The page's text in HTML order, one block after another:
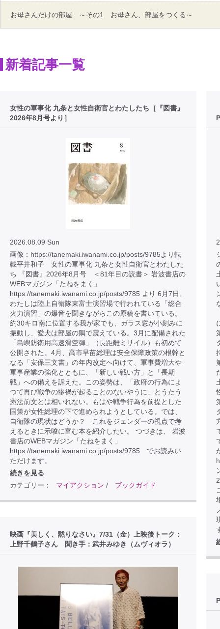
お母さんだけの部屋 ～その1 お母さん、部屋をつくる～
新着記事一覧
女性の軍事化 九条と女性自衛官とわたしたち［『図書』
2026年8月号より］
2026.08.09 Sun
画像：https://tanemaki.iwanami.co.jp/posts/9785より転
載平井和子 女性の軍事化 九条と女性自衛官とわたした
ち 『図書』2026年8月号 ＜81年目の読書＞ 岩波書店の
WEBマガジン「たねをまく」
https://tanemaki.iwanami.co.jp/posts/9785 より 6月7日、
わたしは陸上自衛隊東富士演習場で行われている「総合
火力演習」の爆音を聞きながらこの原稿を書いている。
約30キロ南に位置する我が家でも、ガラス窓が小刻みに
振動し、愛犬は部屋の隅で震えている。3月に配備された
「島嶼防衛用高速滑空弾」（長距離ミサイル）も初めて
公開された。4月、高市早苗総理は安全保障政策の根幹と
なる「安保三文書」の年内改定へ向けて、軍事費増大や
軍事産業の強化とともに、「新しい戦い方」と「長期
戦」への備えを訴えた。この姿勢は、「政府の行為によ
つて再び戦争の惨禍が起ることのないやうに」とうたう
憲法前文とは相いれない。もはや戦争行為を前提とした
国策が女性総理の下で進められようとしている。では、
自衛隊の現状はどうか？ これをジェンダーの視点で考
えるときに示唆に富む本を紹介したい。 つづきは、 岩波
書店のWEBマガジン「たねをまく」
https://tanemaki.iwanami.co.jp/posts/9785 でお読みい
ただけます。
続きを見る
カテゴリー：
マイアクション / ブックガイド
映画『美しく、黙りなさい』7/31（金）上映後トーク：
上野千鶴子さん 聞き手：武井みゆき（ムヴィオラ）